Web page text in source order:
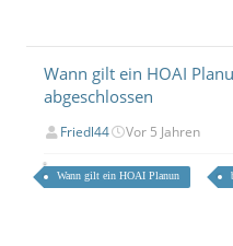
Wann gilt ein HOAI
abgeschlossen
Friedl44 Vor 5 Jahren
Wann gilt ein HOAI Planun